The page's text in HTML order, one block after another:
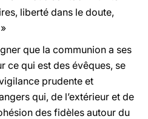
liberté dans le doute,
que la communion a ses
ce qui est des évêques, se
prudente et
qui, de l’extérieur et de
des fidèles autour du